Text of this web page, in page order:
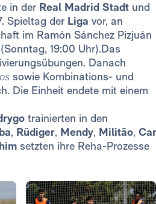
in der Real Madrid Stadt und
Spieltag der Liga vor, an
im Ramón Sánchez Pizjuán
19:00 Uhr).Das
Danach
sowie Kombinations- und
Die Einheit endete mit einem
trainierten in den
, Rüdiger, Mendy, Militão,
setzten ihre Reha-Prozesse